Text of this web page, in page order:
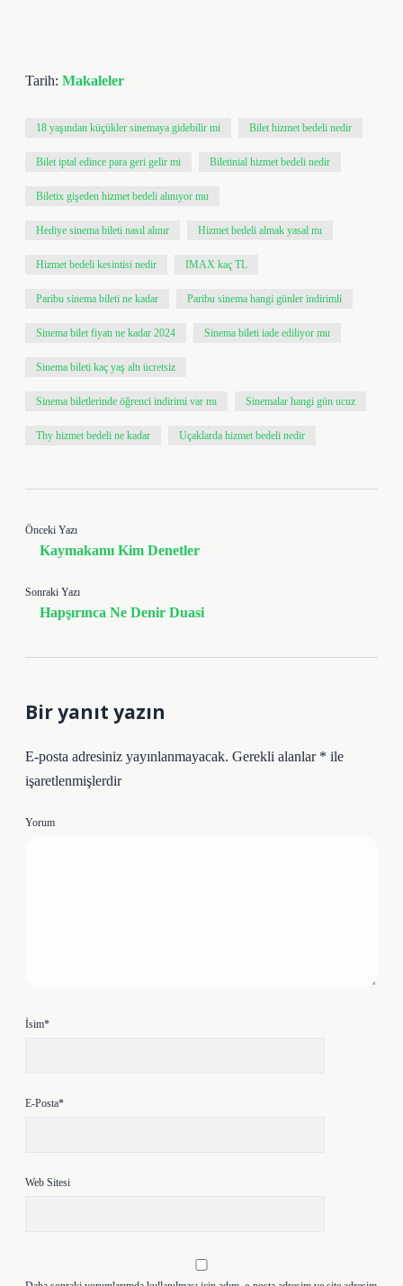
Tarih: Makaleler
18 yaşından küçükler sinemaya gidebilir mi Bilet hizmet bedeli nedir
Bilet iptal edince para geri gelir mi Biletinial hizmet bedeli nedir
Biletix gişeden hizmet bedeli alınıyor mu
Hediye sinema bileti nasıl alınır Hizmet bedeli almak yasal mı
Hizmet bedeli kesintisi nedir IMAX kaç TL
Paribu sinema bileti ne kadar Paribu sinema hangi günler indirimli
Sinema bilet fiyatı ne kadar 2024 Sinema bileti iade ediliyor mu
Sinema bileti kaç yaş altı ücretsiz
Sinema biletlerinde öğrenci indirimi var mı Sinemalar hangi gün ucuz
Thy hizmet bedeli ne kadar Uçaklarda hizmet bedeli nedir
Önceki Yazı
Kaymakamı Kim Denetler
Sonraki Yazı
Hapşırınca Ne Denir Duasi
Bir yanıt yazın
E-posta adresiniz yayınlanmayacak. Gerekli alanlar * ile
işaretlenmişlerdir
Yorum
İsim*
E-Posta*
Web Sitesi